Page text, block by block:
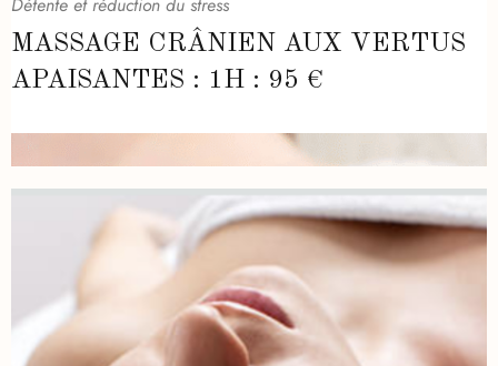
MASSAGE CRÂNIEN AUX VERTUS
APAISANTES : 1H : 95 €